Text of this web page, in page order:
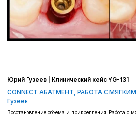
Юрий Гузеев | Клинический кейс YG-131
CONNECT АБАТМЕНТ, РАБОТА С
Гузеев
Восстановление объема и прикрепления. Работа с